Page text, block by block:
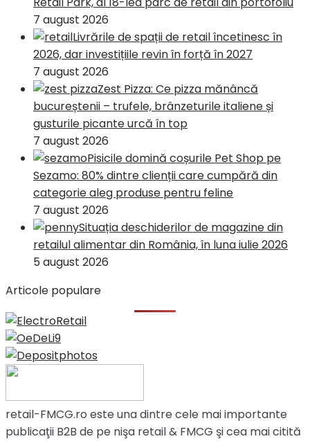
7 august 2026
Livrările de spații de retail încetinesc în
2026, dar investițiile revin în forță în 2027
7 august 2026
Zest Pizza: Ce pizza mănâncă
bucureștenii – trufele, brânzeturile italiene și
gusturile picante urcă în top
7 august 2026
Pisicile domină coșurile Pet Shop pe
Sezamo: 80% dintre clienții care cumpără din
categorie aleg produse pentru feline
7 august 2026
Situația deschiderilor de magazine din
retailul alimentar din România, în luna iulie 2026
5 august 2026
Articole populare
retail-FMCG.ro este una dintre cele mai importante
publicaţii B2B de pe nişa retail & FMCG şi cea mai citită